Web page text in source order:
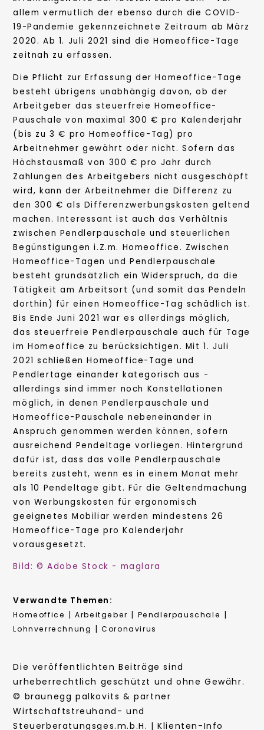
allem vermutlich der ebenso durch die COVID-
19-Pandemie gekennzeichnete Zeitraum ab März
2020. Ab 1. Juli 2021 sind die Homeoffice-Tage
zeitnah zu erfassen.
Die Pflicht zur Erfassung der Homeoffice-Tage
besteht übrigens unabhängig davon, ob der
Arbeitgeber das steuerfreie Homeoffice-
Pauschale von maximal 300 € pro Kalenderjahr
(bis zu 3 € pro Homeoffice-Tag) pro
Arbeitnehmer gewährt oder nicht. Sofern das
Höchstausmaß von 300 € pro Jahr durch
Zahlungen des Arbeitgebers nicht ausgeschöpft
wird, kann der Arbeitnehmer die Differenz zu
den 300 € als Differenzwerbungskosten geltend
machen. Interessant ist auch das Verhältnis
zwischen Pendlerpauschale und steuerlichen
Begünstigungen i.Z.m. Homeoffice. Zwischen
Homeoffice-Tagen und Pendlerpauschale
besteht grundsätzlich ein Widerspruch, da die
Tätigkeit am Arbeitsort (und somit das Pendeln
dorthin) für einen Homeoffice-Tag schädlich ist.
Bis Ende Juni 2021 war es allerdings möglich,
das steuerfreie Pendlerpauschale auch für Tage
im Homeoffice zu berücksichtigen. Mit 1. Juli
2021 schließen Homeoffice-Tage und
Pendlertage einander kategorisch aus -
allerdings sind immer noch Konstellationen
möglich, in denen Pendlerpauschale und
Homeoffice-Pauschale nebeneinander in
Anspruch genommen werden können, sofern
ausreichend Pendeltage vorliegen. Hintergrund
dafür ist, dass das volle Pendlerpauschale
bereits zusteht, wenn es in einem Monat mehr
als 10 Pendeltage gibt. Für die Geltendmachung
von Werbungskosten für ergonomisch
geeignetes Mobiliar werden mindestens 26
Homeoffice-Tage pro Kalenderjahr
vorausgesetzt.
Bild: © Adobe Stock - maglara
Verwandte Themen:
Homeoffice |Arbeitgeber | Pendlerpauschale |
Lohnverrechnung |Coronavirus
Die veröffentlichten Beiträge sind
urheberrechtlich geschützt und ohne Gewähr.
© braunegg palkovits & partner
Wirtschaftstreuhand- und
Steuerberatungsges.m.b.H. | Klienten-Info